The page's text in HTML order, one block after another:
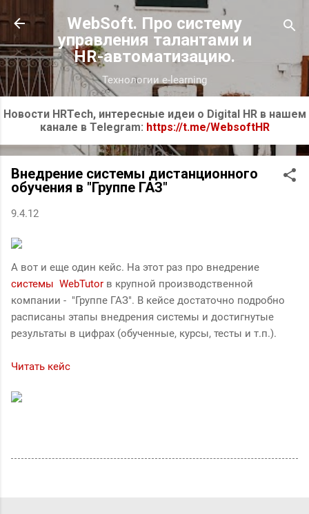
К основному контенту
WebSoft. Про систему
управления талантами и
HR-автоматизацию.
Технологии e-learning
Новости HRTech, интересные идеи о Digital HR в нашем
канале в Telegram: https://t.me/WebsoftHR
Внедрение системы дистанционного
обучения в "Группе ГАЗ"
9.4.12
А вот и еще один кейс. На этот раз про внедрение
системы WebTutor в крупной производственной
компании - "Группе ГАЗ". В кейсе достаточно подробно
расписаны этапы внедрения системы и достигнутые
результаты в цифрах (обученные, курсы, тесты и т.п.).
Читать кейс